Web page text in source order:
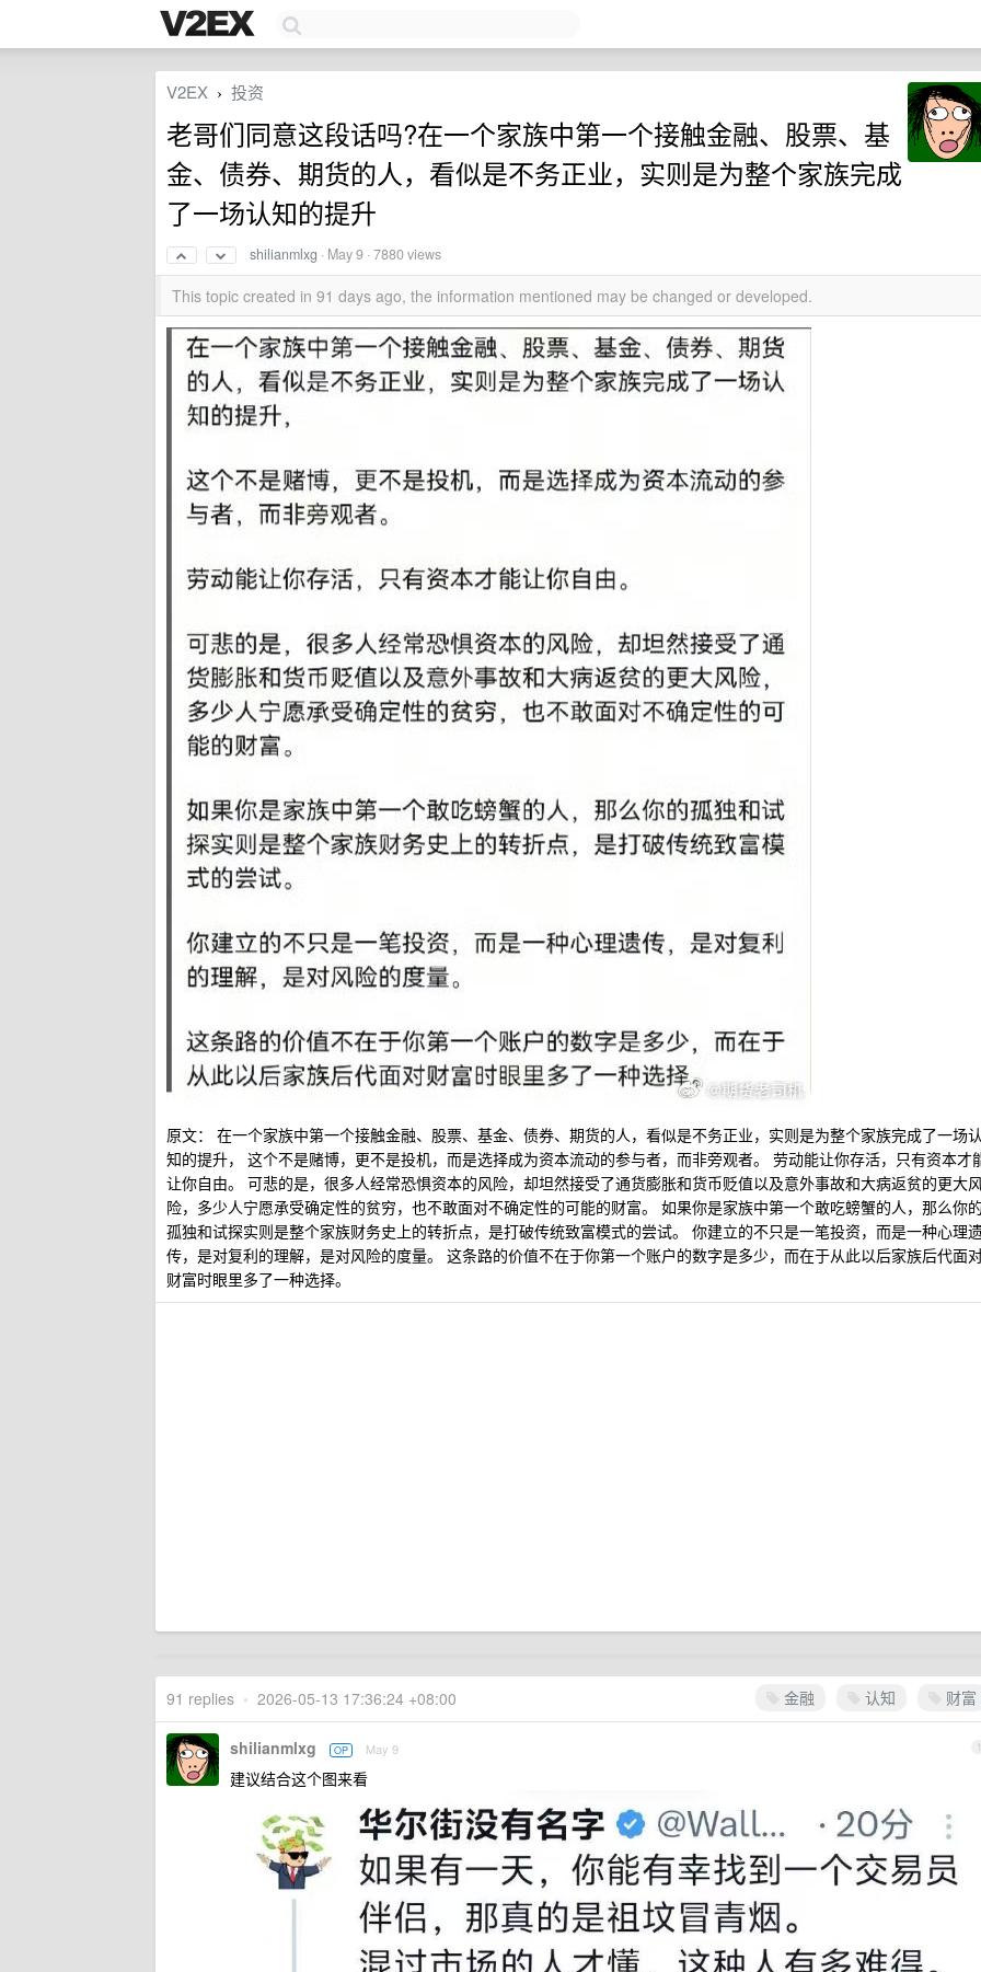
V2EX › 投资
老哥们同意这段话吗?在一个家族中第一个接触金融、股票、基
金、债券、期货的人，看似是不务正业，实则是为整个家族完成
了一场认知的提升
shilianmlxg · May 9 · 7880 views
This topic created in 91 days ago, the information mentioned may be changed or developed.
原文： 在一个家族中第一个接触金融、股票、基金、债券、期货的人，看似是不务正业，实则是为整个家族完成了一场
知的提升， 这个不是赌博，更不是投机，而是选择成为资本流动的参与者，而非旁观者。 劳动能让你存活，只有资本才
让你自由。 可悲的是，很多人经常恐惧资本的风险，却坦然接受了通货膨胀和货币贬值以及意外事故和大病返贫的更大
险，多少人宁愿承受确定性的贫穷，也不敢面对不确定性的可能的财富。 如果你是家族中第一个敢吃螃蟹的人，那么你
孤独和试探实则是整个家族财务史上的转折点，是打破传统致富模式的尝试。 你建立的不只是一笔投资，而是一种心理
传，是对复利的理解，是对风险的度量。 这条路的价值不在于你第一个账户的数字是多少，而在于从此以后家族后代面
财富时眼里多了一种选择。
金融 认知 财富
91 replies • 2026-05-13 17:36:24 +08:00
1
shilianmlxg OP May 9
建议结合这个图来看